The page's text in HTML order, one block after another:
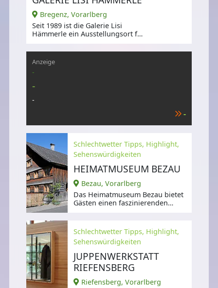
Bregenz, Vorarlberg
Seit 1989 ist die Galerie Lisi
Hämmerle ein Ausstellungsort für
österreichische
Anzeige
-
-
-
-
Schlechtwetter Tipps, Highlight,
Sehenswürdigkeiten
HEIMATMUSEUM BEZAU
Bezau, Vorarlberg
Das Heimatmuseum Bezau bietet
Gästen einen faszinierenden
Schlechtwetter Tipps, Highlight,
Sehenswürdigkeiten
JUPPENWERKSTATT
RIEFENSBERG
Riefensberg, Vorarlberg